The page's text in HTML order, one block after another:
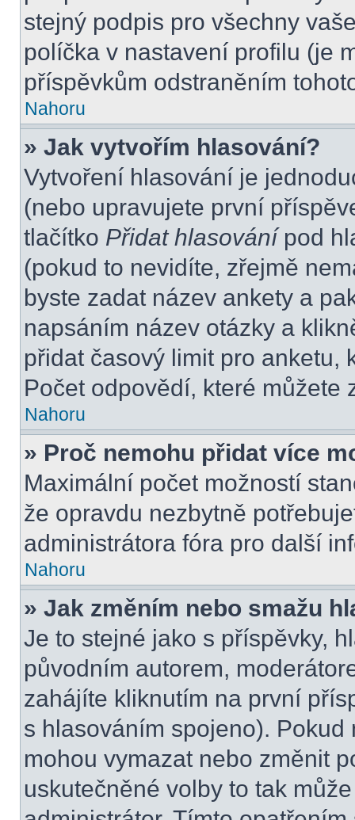
stejný podpis pro všechny
políčka v nastavení profilu (je
příspěvkům odstraněním
Nahoru
» Jak vytvořím hlasování?
Vytvoření hlasování je
(nebo upravujete první
tlačítko Přidat hlasovánípod
(pokud to nevidíte, zřejmě
byste zadat název ankety a
napsáním název otázky a
přidat časový limit pro anketu,
Počet odpovědí, které můžete
Nahoru
» Proč nemohu přidat více
Maximální počet možností
že opravdu nezbytně
administrátora fóra pro další
Nahoru
» Jak změním nebo smažu
Je to stejné jako s příspěvky,
původním autorem,
zahájíte kliknutím na první
s hlasováním spojeno).
mohou vymazat nebo změnit
uskutečněné volby to tak